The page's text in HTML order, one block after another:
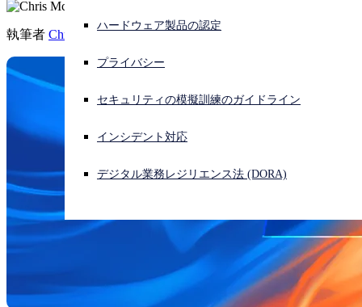
サイバー攻撃を受けている場合、連絡先はこちら
Open search
ハードウェア製品の認定
プライバシー
セキュリティの模擬訓練のガイドライン
インシデント対応
デジタル業務レジリエンス法 (DORA)
執筆者 Chris McCormack